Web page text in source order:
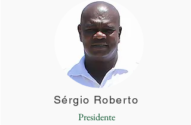
Sérgio Roberto
Presidente